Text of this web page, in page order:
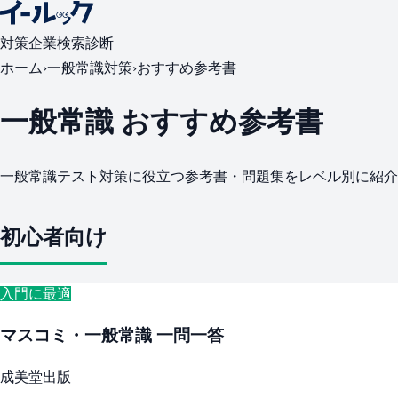
対策企業検索診断
ホーム›一般常識対策›おすすめ参考書
一般常識 おすすめ参考書
一般常識テスト対策に役立つ参考書・問題集をレベル別に紹
初心者向け
入門に最適
マスコミ・一般常識 一問一答
成美堂出版